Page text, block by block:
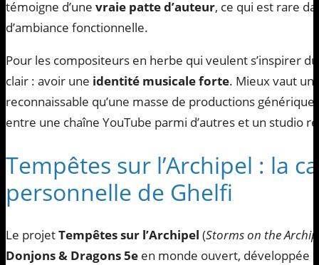
témoigne d’une vraie patte d’auteur, ce qui est rare
d’ambiance fonctionnelle.
Pour les compositeurs en herbe qui veulent s’inspirer
clair : avoir une identité musicale forte. Mieux vaut
reconnaissable qu’une masse de productions
entre une chaîne YouTube parmi d’autres et un studio
Tempêtes sur l’Archipel : la
personnelle de Ghelfi
Le projetTempêtes sur l’Archipel (Storms on the
Donjons & Dragons 5e en monde ouvert, développée